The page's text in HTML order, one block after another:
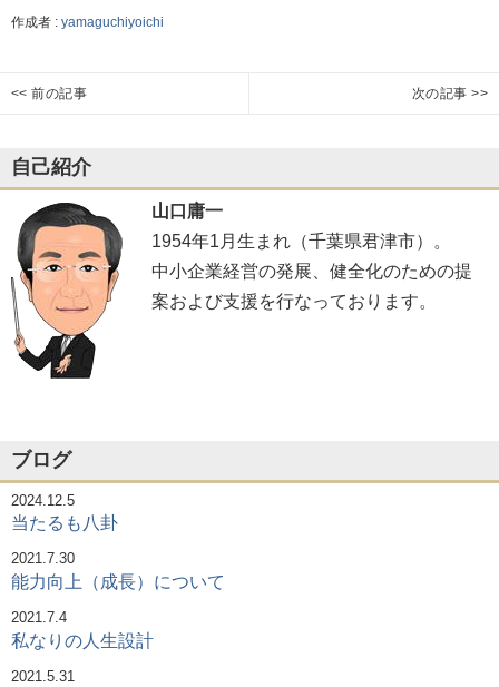
作成者 : yamaguchiyoichi
投
稿
ナ
ビ
ゲ
ー
シ
ョ
ン
<< 前の記事
る
力
次の記事 >>
の
生
設
計
自己紹介
山口庸一
1954年1月生まれ（千葉県君津市）。
中小企業経営の発展、健全化のための提
案および支援を行なっております。
ブログ
当たるも八卦
2024.12.5
能力向上（成長）について
2021.7.30
私なりの人生設計
2021.7.4
2021.5.31